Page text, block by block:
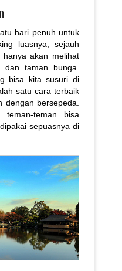
hari penuh untuk
luasnya, sejauh
hanya akan melihat
taman bunga.
bisa kita susuri di
satu cara terbaik
bersepeda.
teman bisa
sepuasnya di